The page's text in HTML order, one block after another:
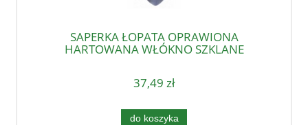
SAPERKA ŁOPATA OPRAWIONA
HARTOWANA WŁÓKNO SZKLANE
37,49 zł
do koszyka